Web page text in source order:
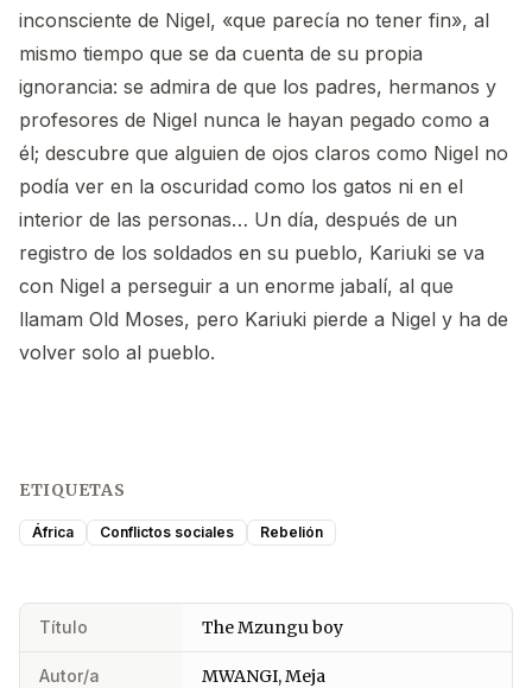
inconsciente de Nigel, «que parecía no tener fin», al
mismo tiempo que se da cuenta de su propia
ignorancia: se admira de que los padres, hermanos y
profesores de Nigel nunca le hayan pegado como a
él; descubre que alguien de ojos claros como Nigel no
podía ver en la oscuridad como los gatos ni en el
interior de las personas… Un día, después de un
registro de los soldados en su pueblo, Kariuki se va
con Nigel a perseguir a un enorme jabalí, al que
llamam Old Moses, pero Kariuki pierde a Nigel y ha de
volver solo al pueblo.
ETIQUETAS
África Conflictos sociales Rebelión
Título The Mzungu boy
Autor/a MWANGI, Meja